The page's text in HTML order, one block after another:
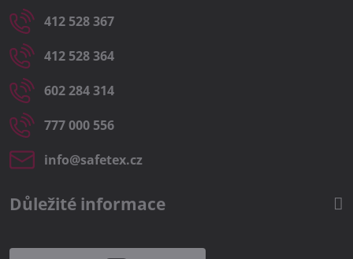
412 528 367
412 528 364
602 284 314
777 000 556
info​@safetex​.cz
Důležité informace